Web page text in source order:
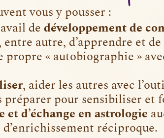
vous y pousser :
dedéveloppement de
autre, d’apprendre et
« autobiographie »
, aider les autres avec
préparer pour sensibiliser et
d’échange en astrologie
réciproque.